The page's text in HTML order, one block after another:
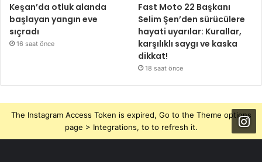
Keşan’da otluk alanda
başlayan yangın eve
sıçradı
16 saat önce
Fast Moto 22 Başkanı
Selim Şen’den sürücülere
hayati uyarılar: Kurallar,
karşılıklı saygı ve kaska
dikkat!
18 saat önce
The Instagram Access Token is expired, Go to the Theme options
page > Integrations, to to refresh it.